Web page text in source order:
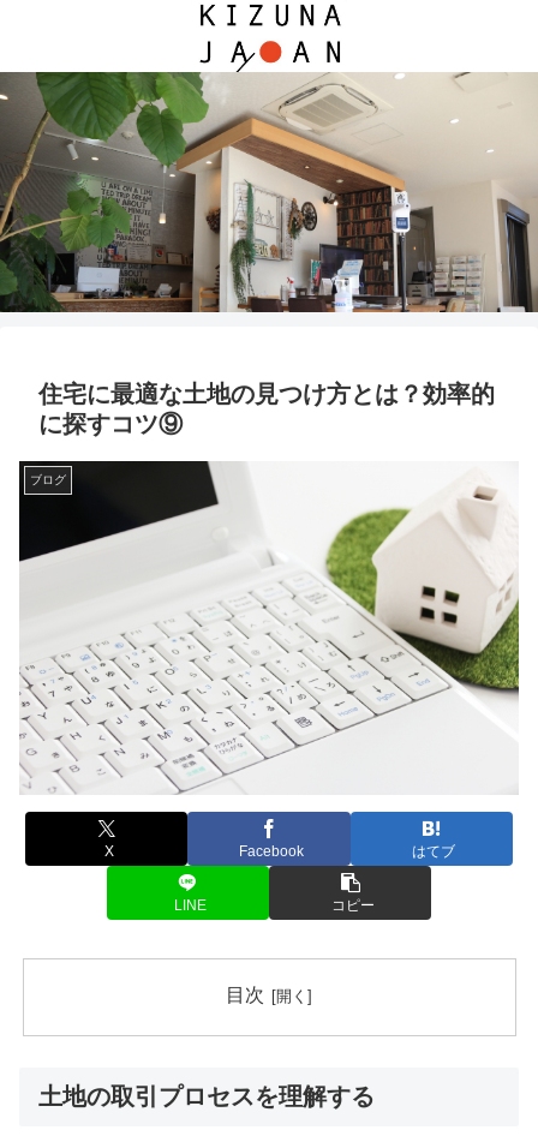
住宅に最適な土地の見つけ方とは？効率的
に探すコツ⑨
ブログ
X Facebook はてブ
LINE コピー
目次
土地の取引プロセスを理解する